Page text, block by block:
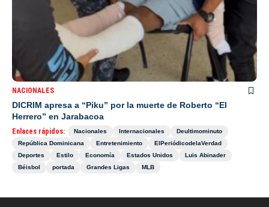
NACIONALES
DICRIM apresa a “Piku” por la muerte de Roberto “El
Herrero” en Jarabacoa
Enlaces rápidos: Nacionales Internacionales
Deultimominuto
República Dominicana
Entretenimiento
ElPeriódicodelaVerdad
Deportes
Estilo Economía Estados Unidos
Luis Abinader
Béisbol
portada Grandes Ligas MLB